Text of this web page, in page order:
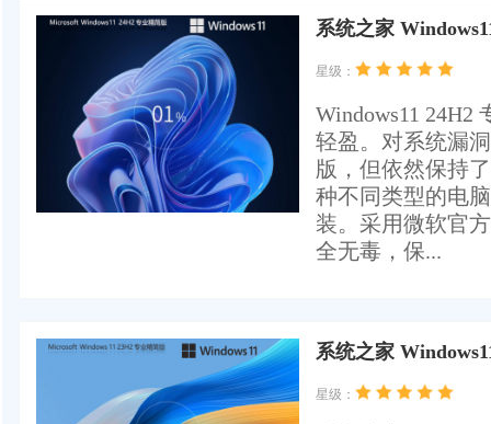
系统之家
星级：
Windows11
轻盈。对系统漏
版，但依然保持
种不同类型的电
装。采用微软官
全无毒，保...
系统之家
星级：